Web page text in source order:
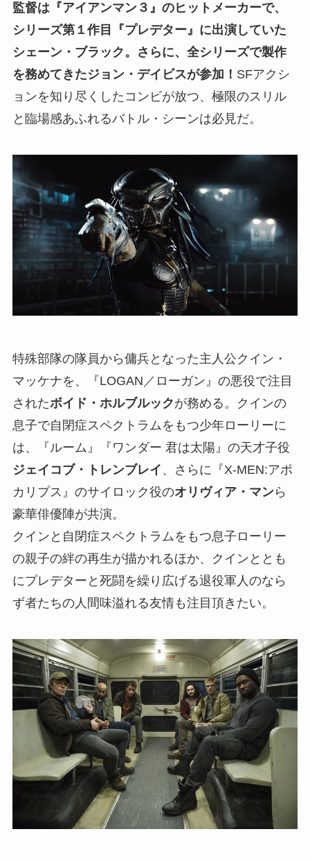
監督は『アイアンマン３』のヒットメーカーで、
シリーズ第１作目『プレデター』に出演していた
シェーン・ブラック。さらに、全シリーズで製作
を務めてきたジョン・デイビスが参加！ SFアクシ
ョンを知り尽くしたコンビが放つ、極限のスリル
と臨場感あふれるバトル・シーンは必見だ。
特殊部隊の隊員から傭兵となった主人公クイン・
マッケナを、『LOGAN／ローガン』の悪役で注目
されたボイド・ホルブルックが務める。クインの
息子で自閉症スペクトラムをもつ少年ローリーに
は、『ルーム』『ワンダー 君は太陽』の天才子役
ジェイコブ・トレンブレイ 、さらに『X-MEN:アポ
カリプス』のサイロック役のオリヴィア・マンら
豪華俳優陣が共演。
クインと自閉症スペクトラムをもつ息子ローリー
の親子の絆の再生が描かれるほか、クインととも
にプレデターと死闘を繰り広げる退役軍人のなら
ず者たちの人間味溢れる友情も注目頂きたい。